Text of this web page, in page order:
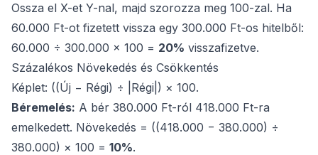
Ossza el X-et Y-nal, majd szorozza meg 100-zal. Ha
60.000 Ft-ot fizetett vissza egy 300.000 Ft-os hitelből:
60.000 ÷ 300.000 × 100 = 20% visszafizetve.
Százalékos Növekedés és Csökkentés
Képlet: ((Új − Régi) ÷ |Régi|) × 100.
Béremelés: A bér 380.000 Ft-ról 418.000 Ft-ra
emelkedett. Növekedés = ((418.000 − 380.000) ÷
380.000) × 100 = 10%.